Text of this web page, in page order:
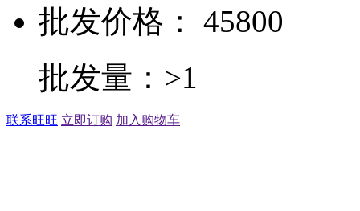
批发价格： 45800
批发量：>1
联系旺旺 立即订购 加入购物车